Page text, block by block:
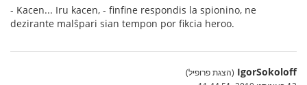
- Kacen... Iru kacen, - finfine respondis la spionino, ne
dezirante malŝpari sian tempon por fikcia heroo.
IgorSokoloff (הצגת פרופיל)